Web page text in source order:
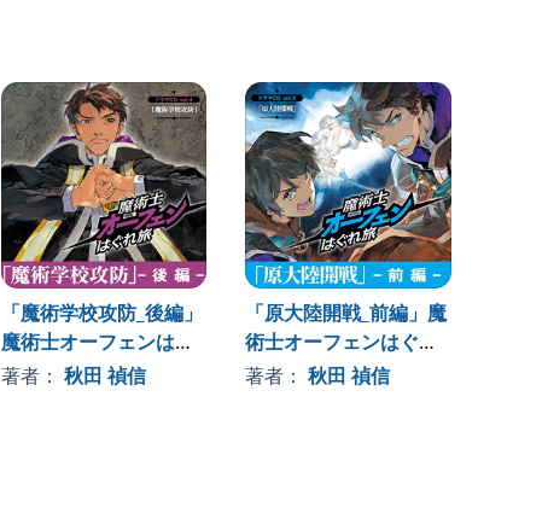
「魔術学校攻防_後編」
魔術士オーフェンはぐ
れ旅ドラマCD vol.4
著者： 秋田 禎信
「原大陸開戦_前編」魔
術士オーフェンはぐれ
旅 ドラマCD vol.2
著者：秋田 禎信